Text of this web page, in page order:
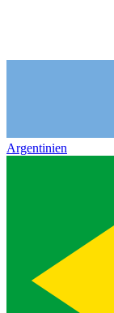
Argentinien